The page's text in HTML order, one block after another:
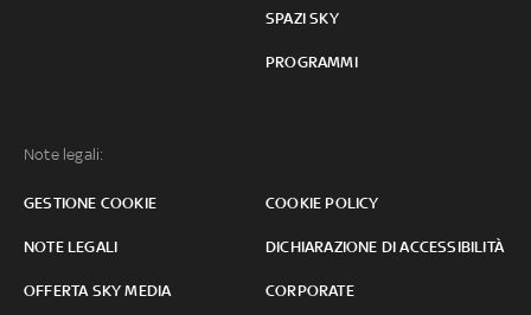
SPAZI SKY
PROGRAMMI
Note legali:
GESTIONE COOKIE COOKIE POLICY
NOTE LEGALI DICHIARAZIONE DI ACCESSIBILITÀ
OFFERTA SKY MEDIA CORPORATE